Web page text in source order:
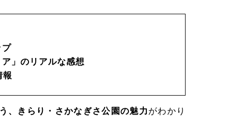
プ
」のリアルな感想
報
、きらり・さかなぎさ公園の魅力がわかり